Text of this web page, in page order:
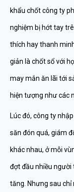
khẩu chốt công ty
nghiệm bị hớt tay
thích hay thanh
giản là chốt sổ với
may mắn ăn lãi tới
hiện tượng như các
Lúc đó, công ty
săn đón quá, giám
khác nhau, ở mỗi
đợt đầu nhiều người
tăng. Nhưng sau